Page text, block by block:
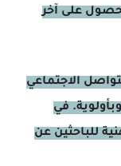
على آخر
الاجتماعي
في
للباحثين عن